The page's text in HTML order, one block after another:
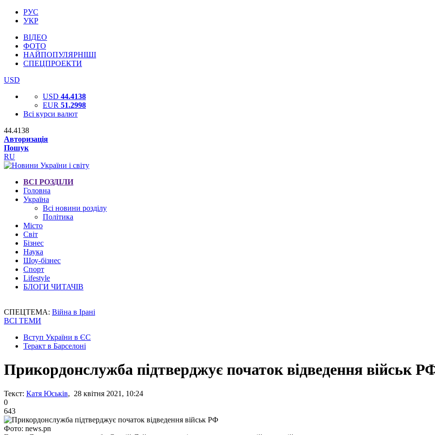
РУС
УКР
ВІДЕО
ФОТО
НАЙПОПУЛЯРНІШІ
СПЕЦПРОЕКТИ
USD
USD 44.4138
EUR 51.2998
Всі курси валют
44.4138
Авторизація
Пошук
RU
ВСІ РОЗДІЛИ
Головна
Україна
Всі новини розділу
Політика
Місто
Світ
Бізнес
Наука
Шоу-бізнес
Спорт
Lifestyle
БЛОГИ ЧИТАЧІВ
СПЕЦТЕМА: Війна в Ірані
ВСІ ТЕМИ
Вступ України в ЄС
Теракт в Барселоні
Прикордонслужба підтверджує початок відведення військ
Текст: Катя Юськів, 28 квітня 2021, 10:24
0
643
Фото: news.pn